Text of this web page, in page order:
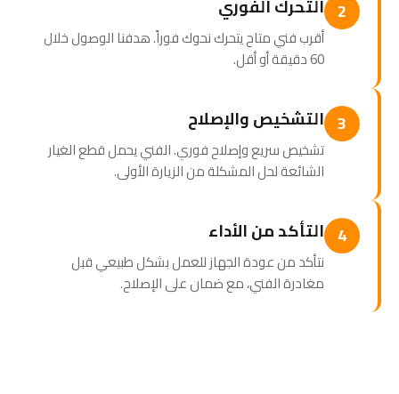
2 التحرك الفوري
أقرب فني متاح يتحرك نحوك فوراً. هدفنا الوصول خلال
60 دقيقة أو أقل.
3 التشخيص والإصلاح
تشخيص سريع وإصلاح فوري. الفني يحمل قطع الغيار
الشائعة لحل المشكلة من الزيارة الأولى.
4 التأكد من الأداء
نتأكد من عودة الجهاز للعمل بشكل طبيعي قبل
مغادرة الفني، مع ضمان على الإصلاح.